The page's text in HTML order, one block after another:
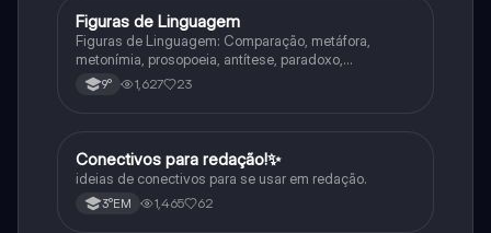
Português
Figuras de Linguagem
Figuras de Linguagem: Comparação, metáfora,
metonímia, prosopoeia, antítese, paradoxo,
eufemismo, hipérbole e onomatopeia
9° 1,627 23
Português
Conectivos para redação!✨
ideias de conectivos para se usar em redação.
3°EM 1,465 62